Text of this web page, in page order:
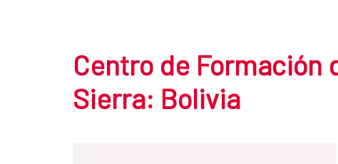
Centro de Formación
Sierra: Bolivia